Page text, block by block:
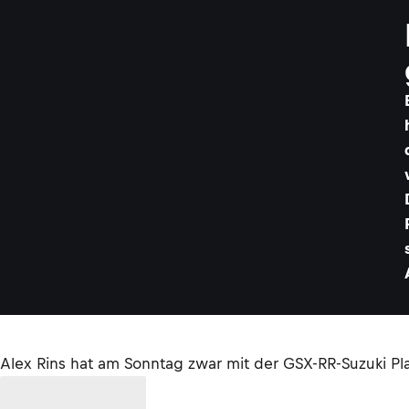
Alex Rins hat am Sonntag zwar mit der GSX-RR-Suzuki